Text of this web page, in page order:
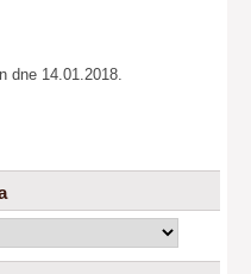
dne 14.01.2018.